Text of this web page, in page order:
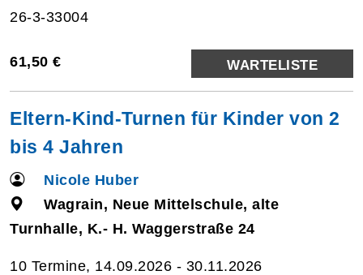
26-3-33004
61,50 € WARTELISTE
Eltern-Kind-Turnen für Kinder von 2
bis 4 Jahren
Nicole Huber
Wagrain, Neue Mittelschule, alte
Turnhalle, K.- H. Waggerstraße 24
10 Termine, 14.09.2026 - 30.11.2026